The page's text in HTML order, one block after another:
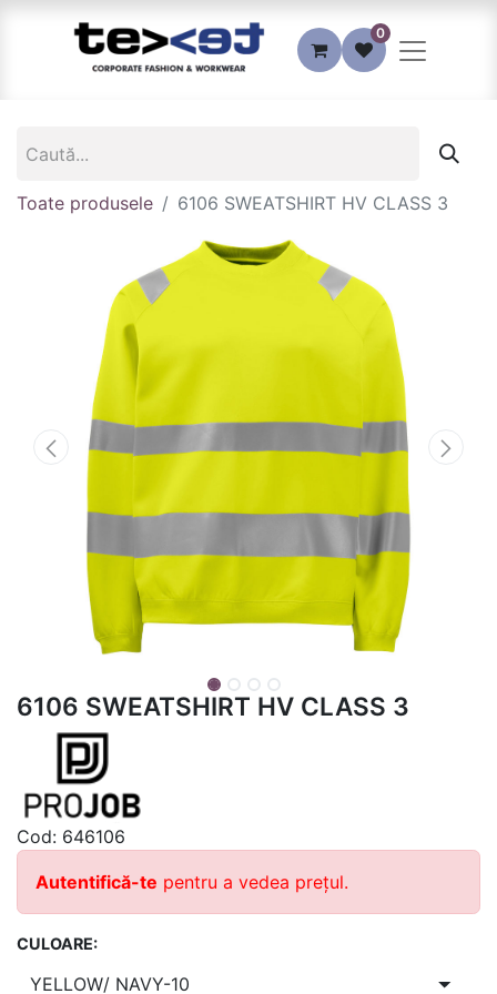
0
Toate produsele 6106 SWEATSHIRT HV CLASS 3
6106 SWEATSHIRT HV CLASS 3
Cod: 646106
Autentifică-te pentru a vedea prețul.
CULOARE: